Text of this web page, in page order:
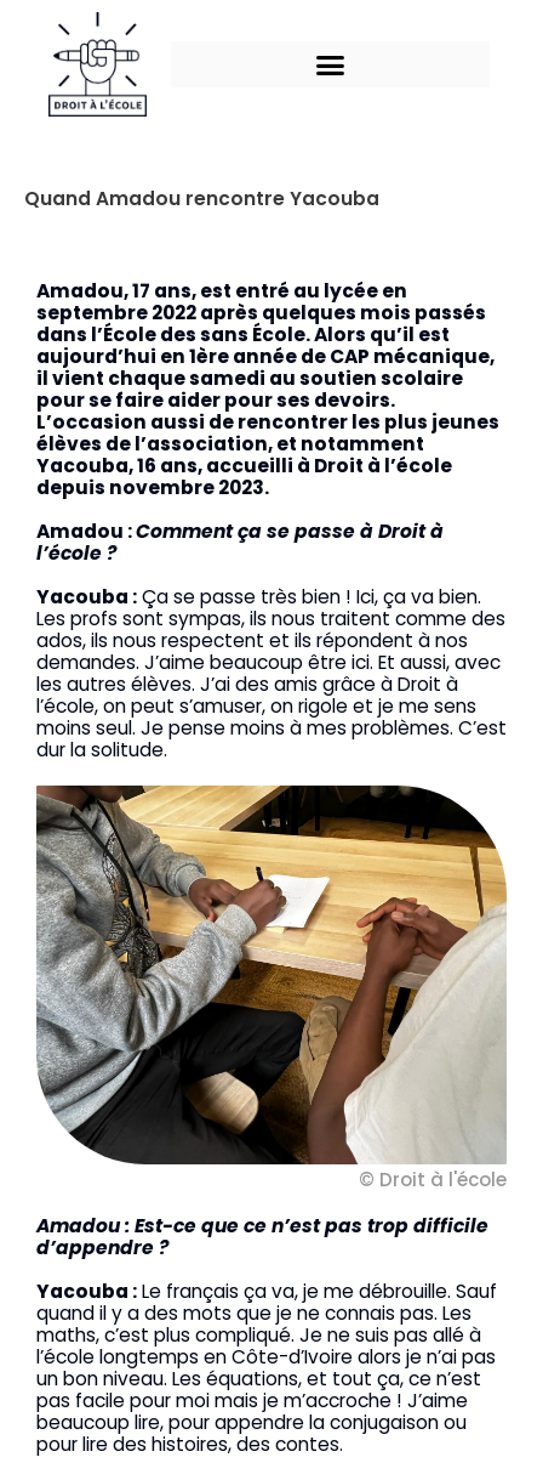
contenu
Quand Amadou rencontre Yacouba
Amadou, 17 ans, est entré au lycée en
septembre 2022 après quelques mois passés
dans l’École des sans École. Alors qu’il est
aujourd’hui en 1ère année de CAP mécanique,
il vient chaque samedi au soutien scolaire
pour se faire aider pour ses devoirs.
L’occasion aussi de rencontrer les plus jeunes
élèves de l’association, et notamment
Yacouba, 16 ans, accueilli à Droit à l’école
depuis novembre 2023.
Amadou :Comment ça se passe à Droit à
l’école ?
Yacouba :Ça se passe très bien ! Ici, ça va bien.
Les profs sont sympas, ils nous traitent comme des
ados, ils nous respectent et ils répondent à nos
demandes. J’aime beaucoup être ici. Et aussi, avec
les autres élèves. J’ai des amis grâce à Droit à
l’école, on peut s’amuser, on rigole et je me sens
moins seul. Je pense moins à mes problèmes. C’est
dur la solitude.
© Droit à l'école
Amadou : Est-ce que ce n’est pas trop difficile
d’appendre ?
Yacouba :Le français ça va, je me débrouille. Sauf
quand il y a des mots que je ne connais pas. Les
maths, c’est plus compliqué. Je ne suis pas allé à
l’école longtemps en Côte-d’Ivoire alors je n’ai pas
un bon niveau. Les équations, et tout ça, ce n’est
pas facile pour moi mais je m’accroche ! J’aime
beaucoup lire, pour appendre la conjugaison ou
pour lire des histoires, des contes.